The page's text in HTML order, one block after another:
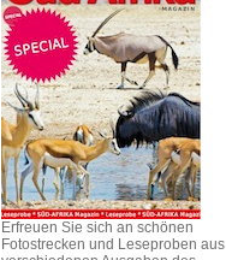
Erfreuen Sie sich an schönen
Fotostrecken und Leseproben aus